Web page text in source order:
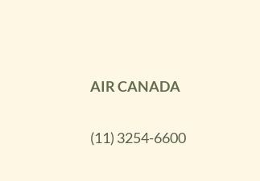
AIR CANADA
(11) 3254-6600